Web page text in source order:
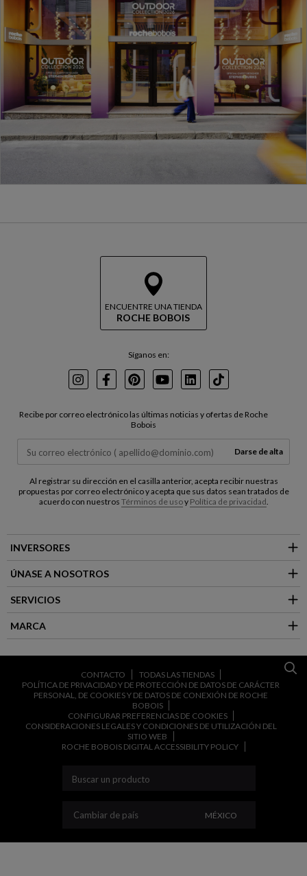
ENCUENTRE UNA TIENDA
ROCHE BOBOIS
Síganos en:
InstagramFacebookPinterest
YoutubeLinkedInTikTok
Recibe por correo electrónico las últimas noticias y ofertas de Roche
Bobois
Darse de alta
Al registrar su dirección en el casilla anterior, acepta recibir nuestras
propuestas por correo electrónico y acepta que sus datos sean tratados de
acuerdo con nuestros Términos de usoy Política de privacidad
INVERSORES
ÚNASE A NOSOTROS
SERVICIOS
MARCA
CONTACTO
TODAS LAS TIENDAS
POLÍTICA DE PRIVACIDAD Y DE PROTECCIÓN DE DATOS DE CARÁCTER
PERSONAL, DE COOKIES Y DE DATOS DE CONEXIÓN DE ROCHE
BOBOIS
CONFIGURAR PREFERENCIAS DE COOKIES
CONSIDERACIONES LEGALES Y CONDICIONES DE UTILIZACIÓN DEL
SITIO WEB
ROCHE BOBOIS DIGITAL ACCESSIBILITY POLICY
Cambiar de país CAMBIAR DE PAÍS
MÉXICO